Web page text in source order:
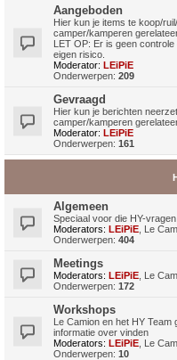
Aangeboden
Hier kun je items te koop/
camper/kamperen
LET OP: Er is geen
eigen risico.
Moderator: LEiPiE
Onderwerpen: 209
Gevraagd
Hier kun je berichten
camper/kamperen
Moderator: LEiPiE
Onderwerpen: 161
Algemeen
Speciaal voor die HY-
Moderators: LEiPiE Le
Onderwerpen: 404
Meetings
Moderators: LEiPiE Le
Onderwerpen: 172
Workshops
Le Camion en het HY
informatie over vinden
Moderators: LEiPiE Le
Onderwerpen: 10